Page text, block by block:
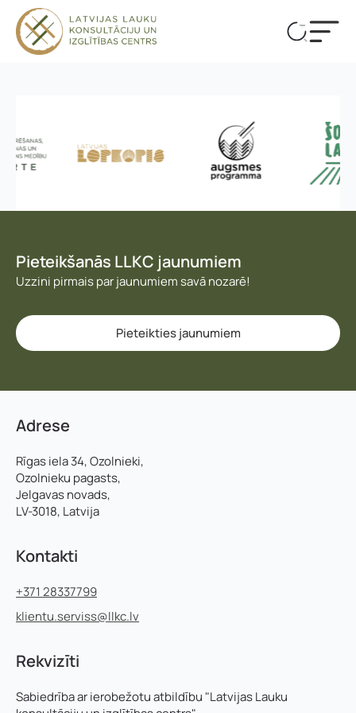
Pieteikšanās LLKC jaunumiem
Uzzini pirmais par jaunumiem savā nozarē!
Pieteikties jaunumiem
Adrese
Rīgas iela 34, Ozolnieki,
Ozolnieku pagasts,
Jelgavas novads,
LV-3018, Latvija
Kontakti
+371 28337799
klientu.serviss@llkc.lv
Rekvizīti
Sabiedrība ar ierobežotu atbildību "Latvijas Lauku
Uzvārds*
Telefons*
E-pasts*
Pievieno savu CV un motivācijas vēstuli
Jūs varat augšupielādēt līdz 2 failiem.
Nosūtīt pieteikumu
Vārds, uzvārds
E-pasta adrese:
Kontakttālrunis
Pamatnozare
z
ē
m